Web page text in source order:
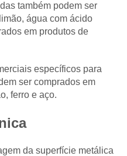
também podem ser
água com ácido
em produtos de
específicos para
ser comprados em
ferro e aço.
da superfície metálica